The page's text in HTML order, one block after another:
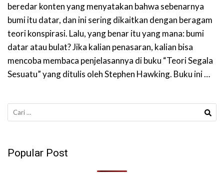
beredar konten yang menyatakan bahwa sebenarnya
bumi itu datar, dan ini sering dikaitkan dengan beragam
teori konspirasi. Lalu, yang benar itu yang mana: bumi
datar atau bulat? Jika kalian penasaran, kalian bisa
mencoba membaca penjelasannya di buku “Teori Segala
Sesuatu” yang ditulis oleh Stephen Hawking. Buku ini …
Cari
untuk:
Popular Post